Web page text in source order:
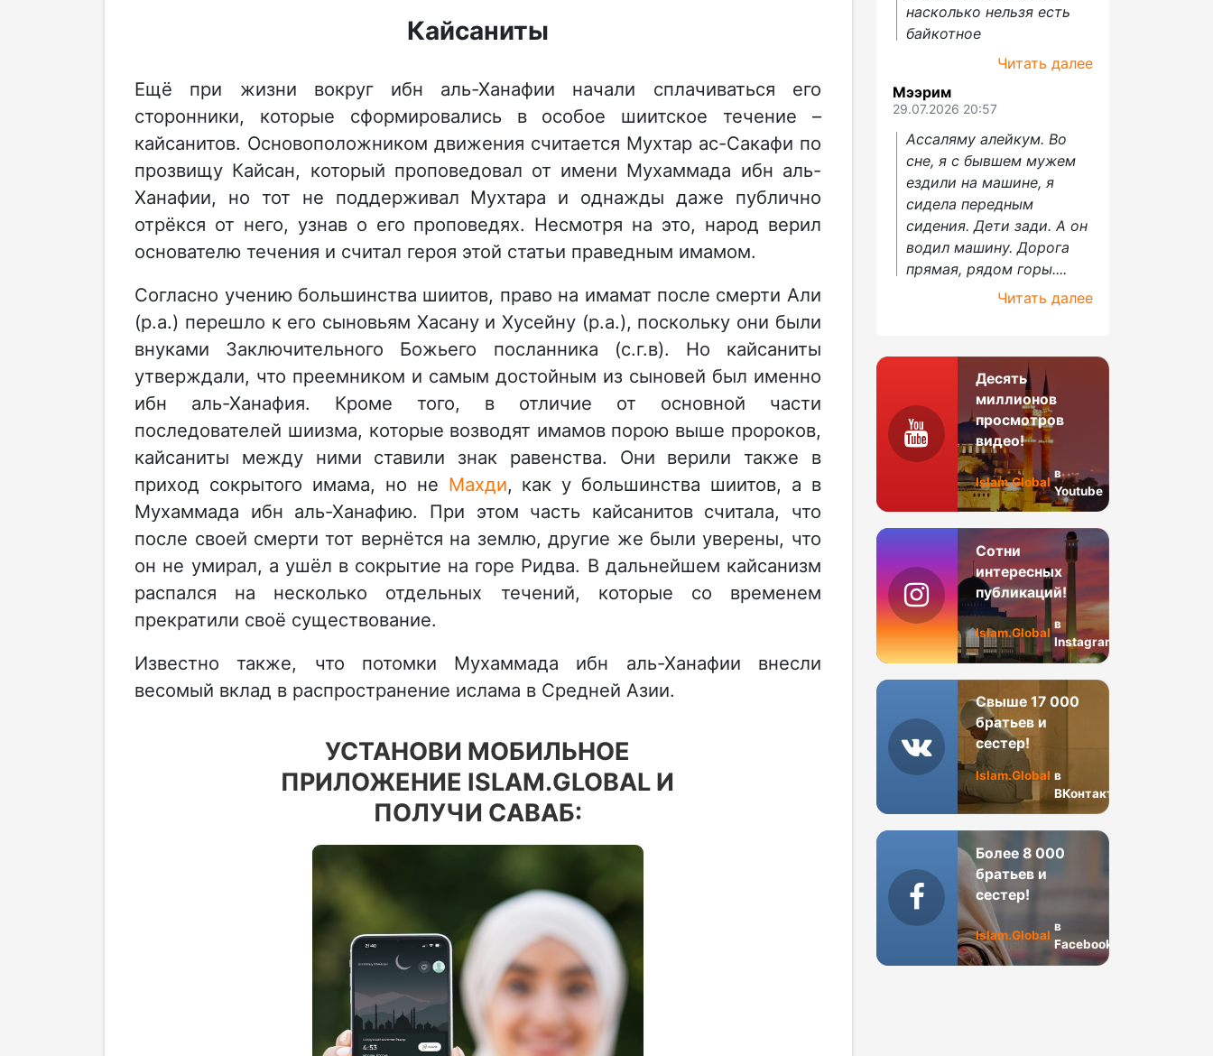
Кайсаниты
Ещё при жизни вокруг ибн аль-Ханафии начали сплачиваться его
сторонники, которые сформировались в особое шиитское течение –
кайсанитов. Основоположником движения считается Мухтар ас-Сакафи по
прозвищу Кайсан, который проповедовал от имени Мухаммада ибн аль-
Ханафии, но тот не поддерживал Мухтара и однажды даже публично
отрёкся от него, узнав о его проповедях. Несмотря на это, народ верил
основателю течения и считал героя этой статьи праведным имамом.
Согласно учению большинства шиитов, право на имамат после смерти Али
(р.а.) перешло к его сыновьям Хасану и Хусейну (р.а.), поскольку они были
внуками Заключительного Божьего посланника (с.г.в). Но кайсаниты
утверждали, что преемником и самым достойным из сыновей был именно
ибн аль-Ханафия. Кроме того, в отличие от основной части
последователей шиизма, которые возводят имамов порою выше пророков,
кайсаниты между ними ставили знак равенства. Они верили также в
приход сокрытого имама, но не Махди, как у большинства шиитов, а в
Мухаммада ибн аль-Ханафию. При этом часть кайсанитов считала, что
после своей смерти тот вернётся на землю, другие же были уверены, что
он не умирал, а ушёл в сокрытие на горе Ридва. В дальнейшем кайсанизм
распался на несколько отдельных течений, которые со временем
прекратили своё существование.
Известно также, что потомки Мухаммада ибн аль-Ханафии внесли
весомый вклад в распространение ислама в Средней Азии.
УСТАНОВИ МОБИЛЬНОЕ
ПРИЛОЖЕНИЕ ISLAM.GLOBAL И
ПОЛУЧИ САВАБ:
насколько нельзя есть
байкотное
Читать далее
Мээрим
29.07.2026 20:57
Ассаляму алейкум. Во
сне, я с бывшем мужем
ездили на машине, я
сидела передным
сидения. Дети зади. А он
водил машину. Дорога
прямая, рядом горы....
Читать далее
Десять
миллионов
просмотров
видео!
Islam.Global
в
Youtube
Сотни
интересных
публикаций!
Islam.Global
в
Instagram
Свыше 17 000
братьев и
сестер!
Islam.Global в
ВКонтакте
Более 8 000
братьев и
сестер!
Islam.Global
в
Facebook